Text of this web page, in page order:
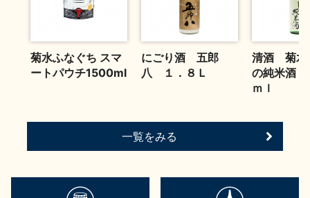
菊水ふなぐち スマ
ートパウチ1500ml
にごり酒 五郎
八 １．８Ｌ
清酒 菊
の純米酒
ｍｌ
一覧をみる